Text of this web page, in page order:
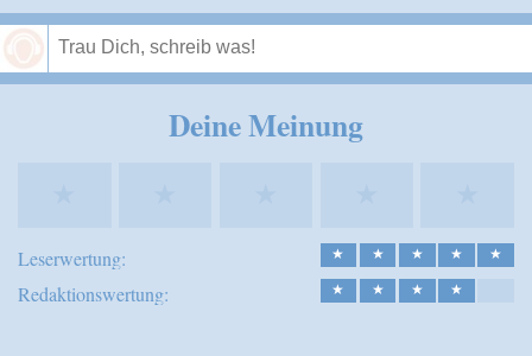
Deine Meinung
Leserwertung: ★ ★ ★ ★ ★
Redaktionswertung: ★ ★ ★ ★